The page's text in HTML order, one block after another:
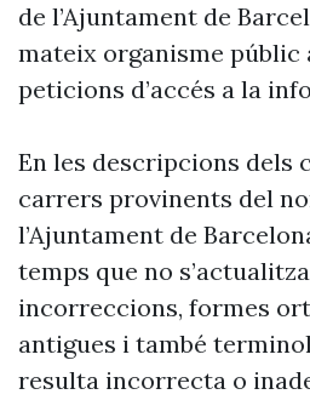
de l’Ajuntament de
mateix organisme públic
peticions d’accés a la
En les descripcions dels
carrers provinents del
l’Ajuntament de
temps que no
incorreccions, formes
antigues i també
resulta incorrecta o